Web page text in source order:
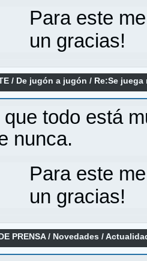
Para este
un gracias!
/ De jugón a jugón / Re:Se juega
que todo está
nunca.
Para este
un gracias!
PRENSA/ Novedades /